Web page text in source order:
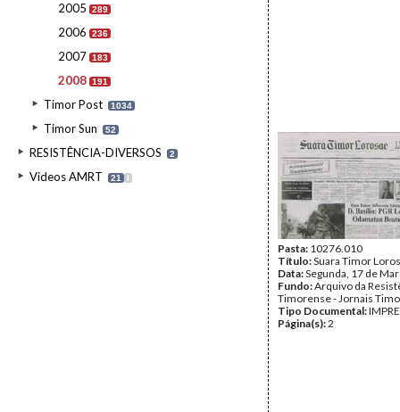
2005 289
2006 236
2007 183
2008 191
Timor Post 1034
Timor Sun 52
RESISTÊNCIA-DIVERSOS 2
Videos AMRT 21 I
Pasta: 10276.010
Título:Suara Timor
Data:Segunda, 17 de
Fundo:Arquivo da
Timorense - Jornais
Tipo Documental:
Página(s):2